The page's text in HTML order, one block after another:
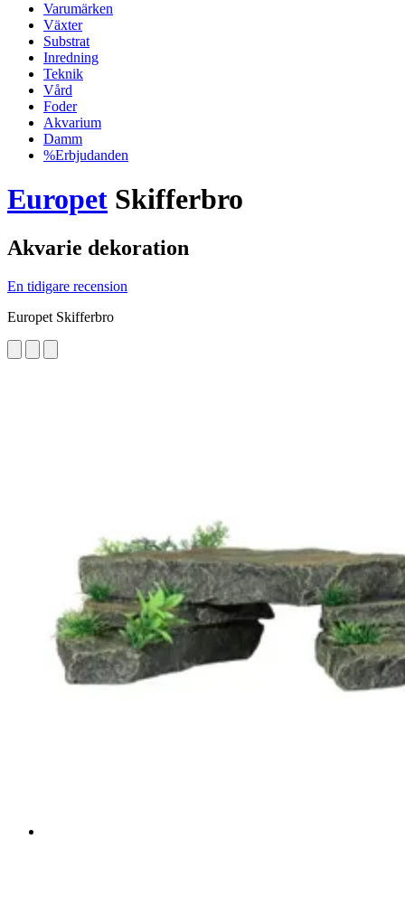
Varumärken
Växter
Substrat
Inredning
Teknik
Vård
Foder
Akvarium
Damm
%Erbjudanden
Europet Skifferbro
Akvarie dekoration
En tidigare recension
Europet Skifferbro